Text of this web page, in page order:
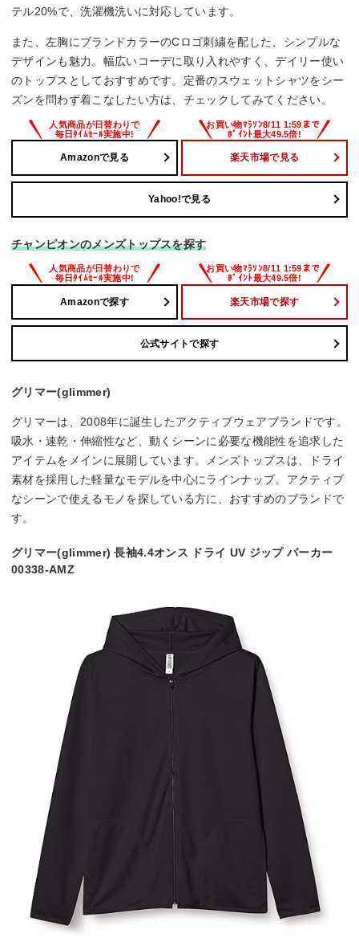
テル20%で、洗濯機洗いに対応しています。
また、左胸にブランドカラーのCロゴ刺繍を配した、シンプルな
デザインも魅力。幅広いコーデに取り入れやすく、デイリー使い
のトップスとしておすすめです。定番のスウェットシャツをシー
ズンを問わず着こなしたい方は、チェックしてみてください。
Amazonで見る 楽天市場で見る
Yahoo!で見る
チャンピオンのメンズトップスを探す
Amazonで探す 楽天市場で探す
公式サイトで探す
グリマー(glimmer)
グリマーは、2008年に誕生したアクティブウェアブランドです。
吸水・速乾・伸縮性など、動くシーンに必要な機能性を追求した
アイテムをメインに展開しています。メンズトップスは、ドライ
素材を採用した軽量なモデルを中心にラインナップ。アクティブ
なシーンで使えるモノを探している方に、おすすめのブランドで
す。
グリマー(glimmer) 長袖4.4オンス ドライ UV ジップ パーカー
00338-AMZ